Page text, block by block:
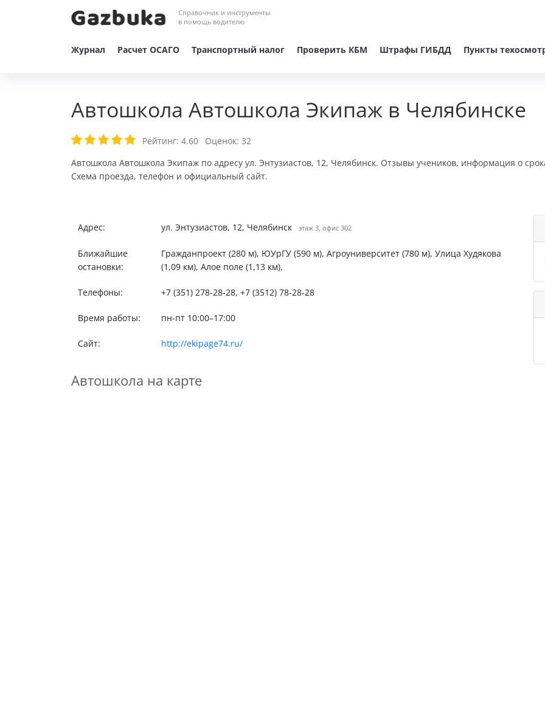
Справочник и инструменты
в помощь водителю
Журнал Расчет ОСАГО Транспортный налог Проверить КБМ Штрафы ГИБДД Пункты
Автошкола Автошкола Экипаж в Челябинске
Рейтинг: 4.60 Оценок: 32
Автошкола Автошкола Экипаж по адресу ул. Энтузиастов, 12, Челябинск. Отзывы учеников, информация о
Схема проезда, телефон и официальный сайт.
Адрес: ул. Энтузиастов, 12, Челябинск этаж 3, офис 302
Ближайшие
остановки:
Гражданпроект (280 м), ЮУрГУ (590 м), Агроуниверситет (780 м), Улица Худякова
(1,09 км), Алое поле (1,13 км).
Телефоны: +7 (351) 278-28-28, +7 (3512) 78-28-28
Время работы: пн-пт 10:00–17:00
Сайт: http://ekipage74.ru/
Автошкола на карте